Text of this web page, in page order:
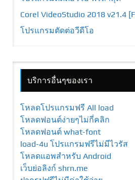
Corel VideoStudio 2018 v21.4
โปรแกรมตัดต่อวีดีโอ
บริการอื่นๆของเรา
โหลดโปรแกรมฟรี All load
โหลดฟอนต์ง่ายๆไม่กี่คลิก
โหลดฟอนต์ what-font
load-4u โปรแกรมฟรีไม่มีไวรัส
โหลดแอพสำหรับ Android
เว็บย่อลิงก์ shrn.me